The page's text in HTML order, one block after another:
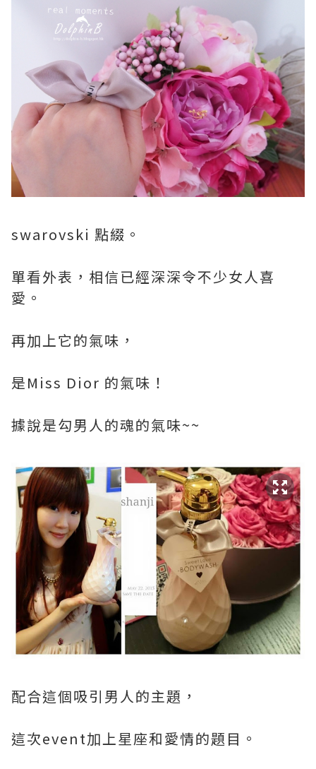
swarovski 點綴。
單看外表，相信已經深深令不少女人喜
愛。
再加上它的氣味，
是Miss Dior 的氣味！
據說是勾男人的魂的氣味~~
配合這個吸引男人的主題，
這次event加上星座和愛情的題目。